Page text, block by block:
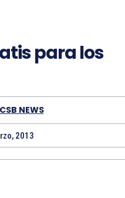
para los
CSB NEWS
2013